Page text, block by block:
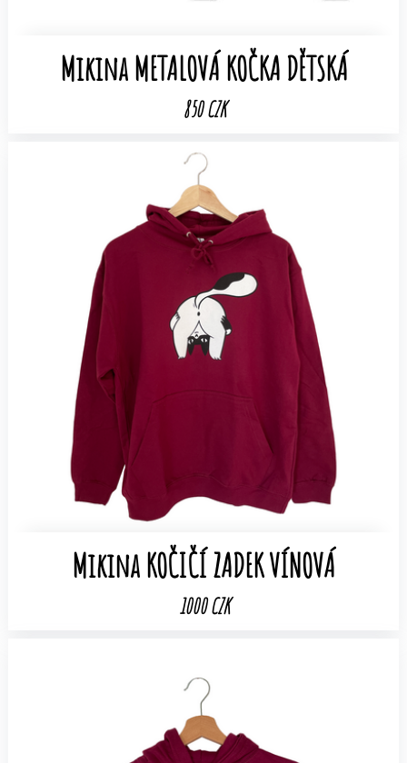
Mikina METALOVÁ KOČKA DĚTSKÁ
850 CZK
Mikina KOČIČÍ ZADEK VÍNOVÁ
1000 CZK